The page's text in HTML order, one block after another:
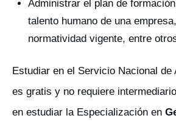
Administrar el plan de
talento humano de una
normatividad vigente, entre
Estudiar en el Servicio Nacional de
es gratis y no requiere
en estudiar la Especialización en